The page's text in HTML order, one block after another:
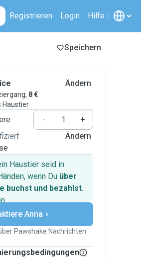
Registrieren Login Hilfe
Speichern
8 €
Haustier
Ändern
-
+
Ändern
Haustier seid in
wenn Du über
buchst und bezahlst.
Zahlungen
falls sich Deine
Buchungen
Pawshake – von der
bis zur Bezahlung –, um
Anna
Pawshake Nachrichten